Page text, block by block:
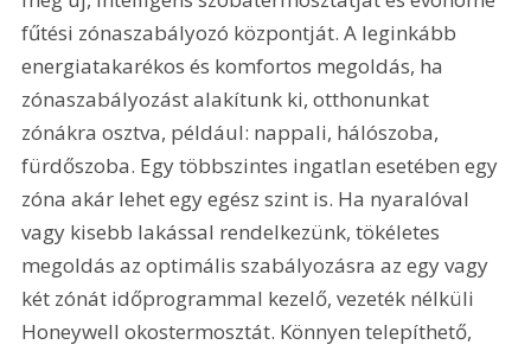
fűtési zónaszabályozó központját. A leginkább
energiatakarékos és komfortos megoldás, ha
zónaszabályozást alakítunk ki, otthonunkat
zónákra osztva, például: nappali, hálószoba,
fürdőszoba. Egy többszintes ingatlan esetében egy
zóna akár lehet egy egész szint is. Ha nyaralóval
vagy kisebb lakással rendelkezünk, tökéletes
megoldás az optimális szabályozásra az egy vagy
két zónát időprogrammal kezelő, vezeték nélküli
Honeywell okostermosztát. Könnyen telepíthető,